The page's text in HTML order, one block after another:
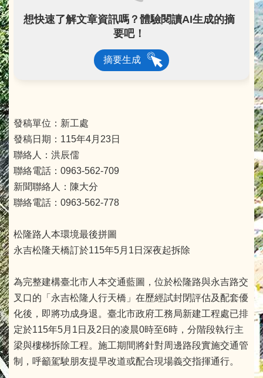
想快速了解文章資訊嗎？體驗閱讀AI生成的摘
要吧！
摘要生成
發稿單位：新工處
發稿日期：115年4月23日
聯絡人：洪辰儒
聯絡電話：0963-562-709
新聞聯絡人：陳大分
聯絡電話：0963-562-778
松隆路人本環境最後拼圖
永吉松隆天橋訂於115年5月1日深夜起拆除
為完整建構臺北市人本交通藍圖，位於松隆路與永吉路交
叉口的「永吉松隆人行天橋」在歷經試封閉評估及配套優
化後，即將功成身退。臺北市政府工務局新建工程處已排
定於115年5月1日及2日的凌晨0時至6時，分階段執行主
梁與樓梯拆除工程。施工期間將針對周邊路段實施交通管
制，呼籲駕駛朋友提早改道或配合現場義交指揮通行。